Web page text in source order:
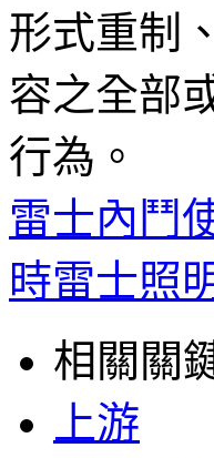
形式重制
容之全部
行為。
雷士內鬥
時雷士照
相關關
上游